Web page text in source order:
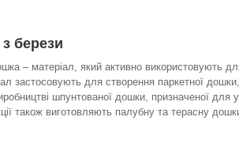
з берези
– матеріал, який активно використовують
застосовують для створення паркетної
шпунтованої дошки, призначеної
також виготовляють палубну та терасну